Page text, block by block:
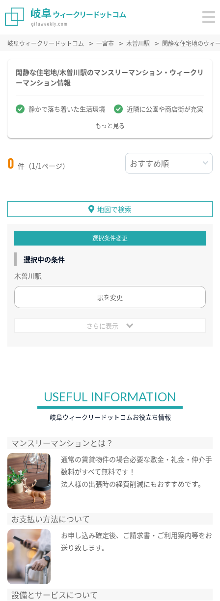
岐阜ウィークリードットコム 一宮市 木曽川駅 閑静な住宅地のウィ
閑静な住宅地/木曽川駅のマンスリーマンション・ウィークリ
ーマンション情報
静かで落ち着いた生活環境 近隣に公園や商店街が充実
もっと見る
0 件（1/1ページ）
地図で検索
選択条件変更
選択中の条件
木曽川駅
駅を変更
さらに表示
USEFUL INFORMATION
岐阜ウィークリードットコムお役立ち情報
マンスリーマンションとは？
通常の賃貸物件の場合必要な敷金・礼金・仲介手
数料がすべて無料です！
法人様の出張時の経費削減にもおすすめです。
お支払い方法について
お申し込み確定後、ご請求書・ご利用案内等をお
送り致します。
設備とサービスについて